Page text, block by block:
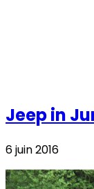
Jeep in
6 juin 2016